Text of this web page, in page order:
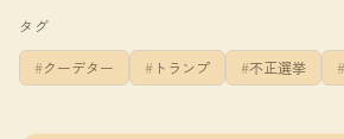
タグ
クーデター トランプ 不正選挙